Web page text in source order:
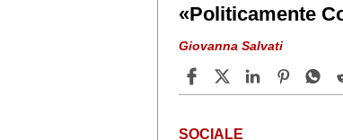
«Politicamente
Giovanna Salvati
SOCIALE